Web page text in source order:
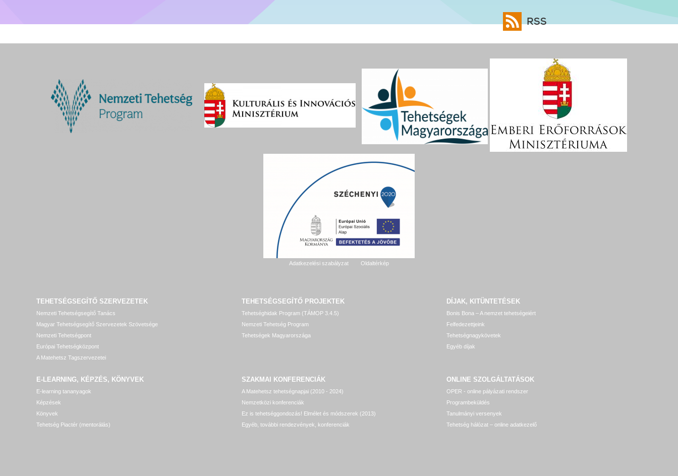
RSS
Adatkezelési szabályzat Oldaltérkép
TEHETSÉGSEGÍTŐ SZERVEZETEK
Nemzeti Tehetségsegítő Tanács
Magyar Tehetségsegítő Szervezetek Szövetsége
Nemzeti Tehetségpont
Európai Tehetségközpont
A Matehetsz Tagszervezetei
TEHETSÉGSEGÍTŐ PROJEKTEK
Tehetséghidak Program (TÁMOP 3.4.5)
Nemzeti Tehetség Program
Tehetségek Magyarországa
DÍJAK, KITÜNTETÉSEK
Bonis Bona – A nemzet tehetségeiért
Felfedezettjeink
Tehetségnagykövetek
Egyéb díjak
E-LEARNING, KÉPZÉS, KÖNYVEK
E-learning tananyagok
Képzések
Könyvek
Tehetség Piactér (mentorálás)
SZAKMAI KONFERENCIÁK
A Matehetsz tehetségnapjai (2010 - 2024)
Nemzetközi konferenciák
Ez is tehetséggondozás! Elmélet és módszerek (2013)
Egyéb, további rendezvények, konferenciák
ONLINE SZOLGÁLTATÁSOK
OPER - online pályázati rendszer
Programbeküldés
Tanulmányi versenyek
Tehetség hálózat – online adatkezelő